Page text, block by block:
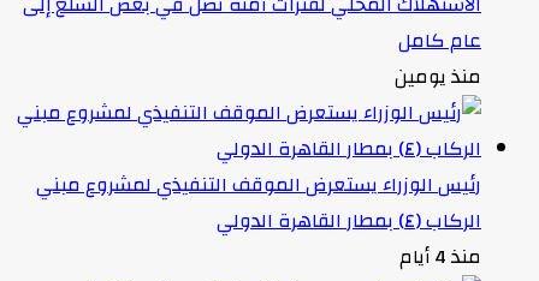
عام كامل
منذ يومين
رئيس الوزراء يستعرض الموقف التنفيذي لمشروع مبني
الركاب (٤) بمطار القاهرة الدولي
منذ 4 أيام